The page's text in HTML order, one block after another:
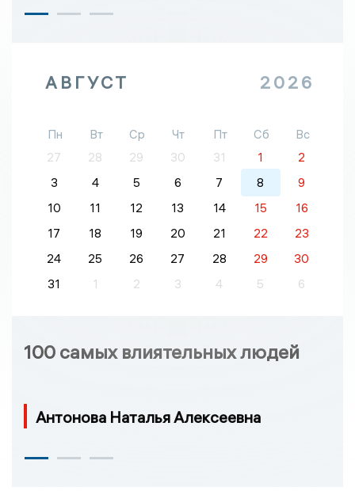
АВГУСТ 2026
Пн Вт Ср Чт Пт Сб
Вс
27
28 29 30 31 1
2
3
4 5 6 7 8
9
10
11 12 13 14 15
16
17
18 19 20 21 22
23
24
25 26 27 28 29
30
31
1 2 3 4 5 6
100 самых влиятельных людей
Антонова Наталья Алексеевна